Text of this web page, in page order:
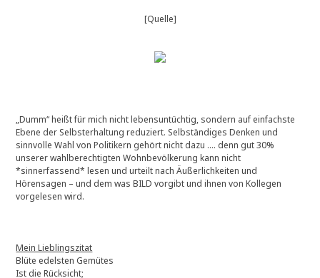
[Quelle]
„Dumm“ heißt für mich nicht lebensuntüchtig, sondern auf einfachste
Ebene der Selbsterhaltung reduziert. Selbständiges Denken und
sinnvolle Wahl von Politikern gehört nicht dazu …. denn gut 30%
unserer wahlberechtigten Wohnbevölkerung kann nicht
*sinnerfassend* lesen und urteilt nach Äußerlichkeiten und
Hörensagen – und dem was BILD vorgibt und ihnen von Kollegen
vorgelesen wird.
Mein Lieblingszitat
Blüte edelsten Gemütes
Ist die Rücksicht;